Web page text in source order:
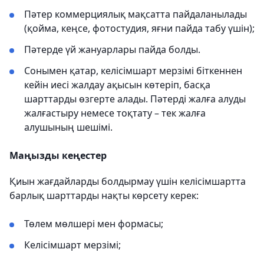
Пәтер коммерциялық мақсатта пайдаланылады
(қойма, кеңсе, фотостудия, яғни пайда табу үшін);
Пәтерде үй жануарлары пайда болды.
Сонымен қатар, келісімшарт мерзімі біткеннен
кейін иесі жалдау ақысын көтеріп, басқа
шарттарды өзгерте алады. Пәтерді жалға алуды
жалғастыру немесе тоқтату – тек жалға
алушының шешімі.
Маңызды кеңестер
Қиын жағдайларды болдырмау үшін келісімшартта
барлық шарттарды нақты көрсету керек:
Төлем мөлшері мен формасы;
Келісімшарт мерзімі;